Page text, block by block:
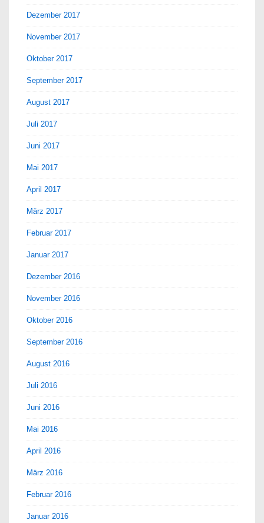
Dezember 2017
November 2017
Oktober 2017
September 2017
August 2017
Juli 2017
Juni 2017
Mai 2017
April 2017
März 2017
Februar 2017
Januar 2017
Dezember 2016
November 2016
Oktober 2016
September 2016
August 2016
Juli 2016
Juni 2016
Mai 2016
April 2016
März 2016
Februar 2016
Januar 2016